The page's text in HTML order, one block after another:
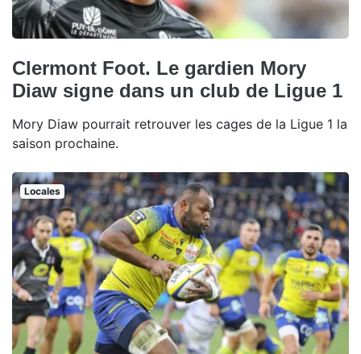
Clermont Foot. Le gardien Mory
Diaw signe dans un club de Ligue 1
Mory Diaw pourrait retrouver les cages de la Ligue 1 la
saison prochaine.
Locales